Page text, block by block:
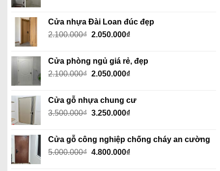
2.100.000₫.là:
2.050.000₫.
Cửa nhựa Đài Loan đúc đẹp
2.100.000₫ Giá
2.100.000₫.
2.050.000₫Giá
là:
2.050.000₫.
Cửa phòng ngủ giá rẻ, đẹp
2.100.000₫ Giá
2.100.000₫.
2.050.000₫Giá
là:
2.050.000₫.
Cửa gỗ nhựa chung cư
3.500.000₫ Giá
3.500.000₫.
3.250.000₫Giá
là:
3.250.000₫.
Cửa gỗ công nghiệp chống cháy an cường
5.000.000₫ Giá
4.800.000₫Giá